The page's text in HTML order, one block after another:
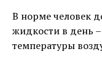
В норме человек
жидкости в день –
температуры